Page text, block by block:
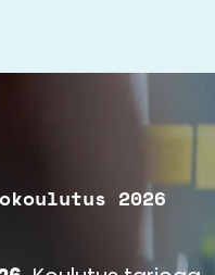
2026